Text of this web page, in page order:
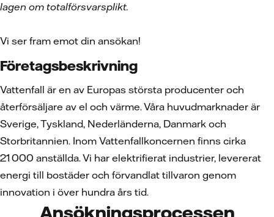
lagen om totalförsvarsplikt.
Vi ser fram emot din ansökan!
Företagsbeskrivning
Vattenfall är en av Europas största producenter och
återförsäljare av el och värme. Våra huvudmarknader är
Sverige, Tyskland, Nederländerna, Danmark och
Storbritannien. Inom Vattenfallkoncernen finns cirka
21 000 anställda. Vi har elektrifierat industrier, levererat
energi till bostäder och förvandlat tillvaron genom
innovation i över hundra års tid.
Ansökningsprocessen